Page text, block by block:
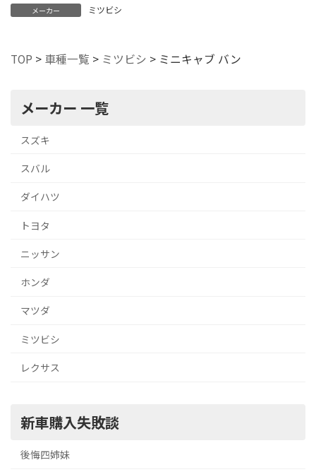
メーカー ミツビシ
TOP > 車種一覧 > ミツビシ > ミニキャブ バン
メーカー 一覧
スズキ
スバル
ダイハツ
トヨタ
ニッサン
ホンダ
マツダ
ミツビシ
レクサス
新車購入失敗談
後悔四姉妹